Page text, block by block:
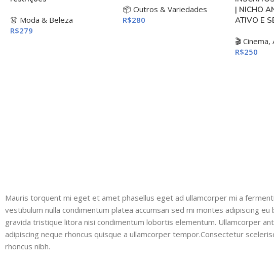
👗 Moda & Beleza
R$279
📦 Outros & Variedades
R$280
| NICHO
ATIVO E
🎬
R$250
Mauris torquent mi eget et amet phasellus eget ad ullamcorper mi a
vestibulum nulla condimentum platea accumsan sed mi montes adipiscing
gravida tristique litora nisi condimentum lobortis elementum. Ullamcorper
adipiscing neque rhoncus quisque a ullamcorper tempor.Consectetur
rhoncus nibh.